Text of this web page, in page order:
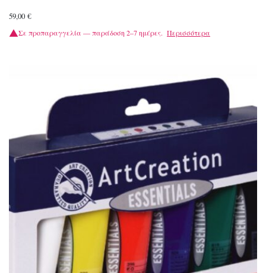
59,00 €
Σε προπαραγγελία — παράδοση 2–7 ημέρες. Περισσότερα